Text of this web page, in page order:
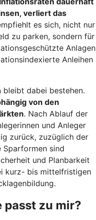
verliert das
es sich, nicht nur
zu parken, sondern für
Anlagen
Anleihen
bleibt dabei bestehen.
von den
. Nach Ablauf der
und Anleger
zurück, zuzüglich der
Sparformen sind
und Planbarkeit
kurz- bis mittelfristigen
passt zu mir?